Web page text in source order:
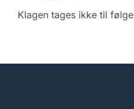
Klagen tages ikke til følge